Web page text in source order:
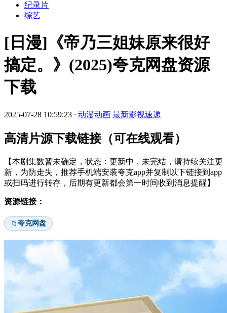
纪录片
综艺
[日漫]《帝乃三姐妹原来很好
搞定。》(2025)夸克网盘资源
下载
2025-07-28 10:59:23 · 动漫动画 最新影视速递
高清片源下载链接（可在线观看）
【本剧集数暂未确定，状态：更新中，未完结，请持续关注更
新，为防走失，推荐手机端安装夸克app并复制以下链接到app
或扫码进行转存，后期有更新都会第一时间收到消息提醒】
资源链接：
📁夸克网盘